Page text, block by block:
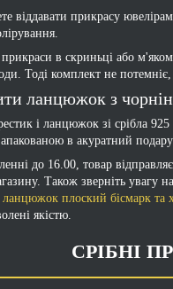
віддавати прикрасу
прикраси в скриньці або
Тоді комплект не
ланцюжок з
і ланцюжок зі срібла
в акуратний
до 16.00, товар
Також зверніть увагу на
плоский бісмарк та
якістю.
СРІБНІ